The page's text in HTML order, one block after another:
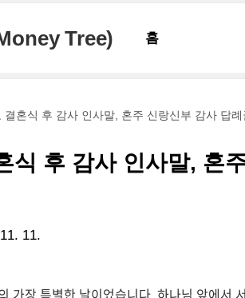
Tree) 홈
결혼식 후 감사 인사말, 혼주 신랑신부 감사 답
식 후 감사 인사말, 혼
11.